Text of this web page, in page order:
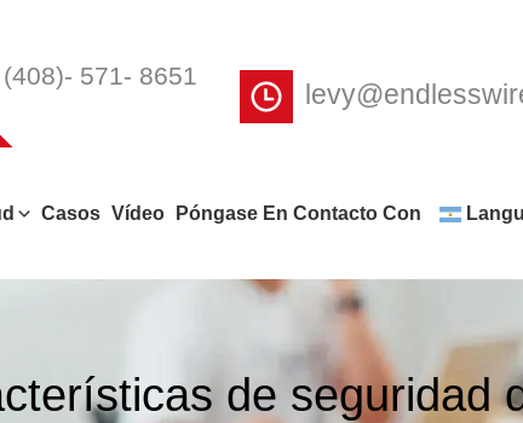
571- 8651
Casos Vídeo Póngase En Contacto Con
de seguridad